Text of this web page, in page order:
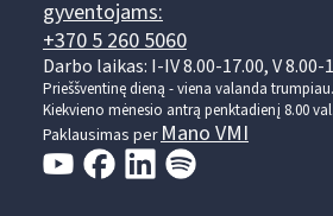
gyventojams:
+370 5 260 5060
Darbo laikas: I-IV 8.00-17.00, V 8.00-
Prieššventinę dieną - viena valanda trumpiau.
Kiekvieno mėnesio antrą penktadienį 8.00
Paklausimas per Mano VMI